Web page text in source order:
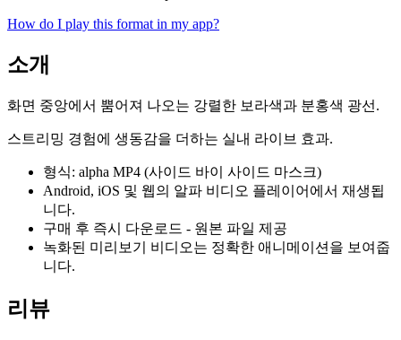
How do I play this format in my app?
소개
화면 중앙에서 뿜어져 나오는 강렬한 보라색과 분홍색 광선.
스트리밍 경험에 생동감을 더하는 실내 라이브 효과.
형식: alpha MP4 (사이드 바이 사이드 마스크)
Android, iOS 및 웹의 알파 비디오 플레이어에서 재생됩
니다.
구매 후 즉시 다운로드 - 원본 파일 제공
녹화된 미리보기 비디오는 정확한 애니메이션을 보여줍
니다.
리뷰